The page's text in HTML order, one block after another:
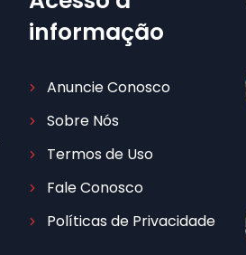
informação
Anuncie Conosco
Sobre Nós
Termos de Uso
Fale Conosco
Políticas de Privacidade